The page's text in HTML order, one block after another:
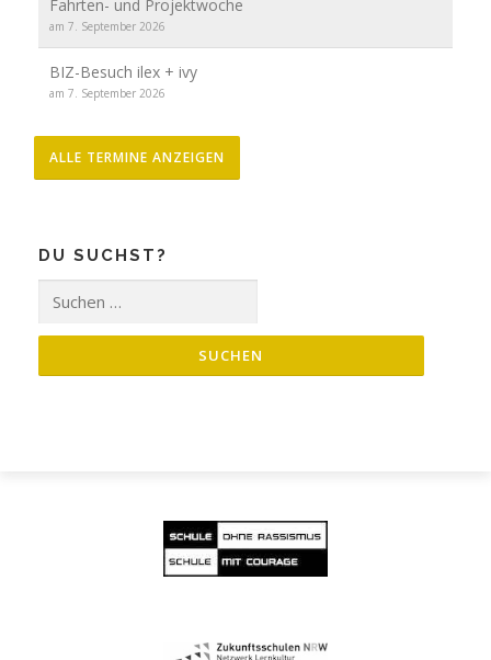
Fahrten- und Projektwoche
am 7. September 2026
BIZ-Besuch ilex + ivy
am 7. September 2026
ALLE TERMINE ANZEIGEN
DU SUCHST?
nach: